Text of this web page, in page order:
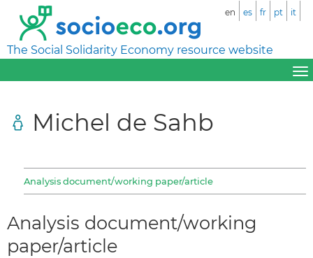
The Social Solidarity Economy resource website
en es fr pt it
Michel de Sahb
Analysis document/working paper/article
Analysis document/working
paper/article